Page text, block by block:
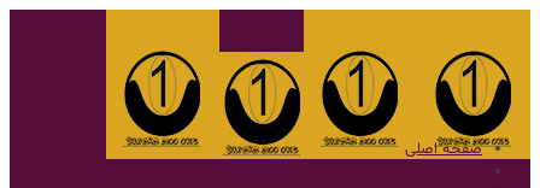
صفحه اصلی